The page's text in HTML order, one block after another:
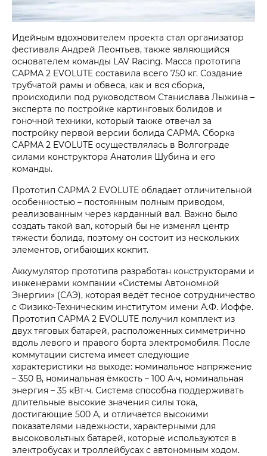
Идейным вдохновителем проекта стал организатор
фестиваля Андрей Леонтьев, также являющийся
основателем команды LAV Racing. Масса прототипа
САРМА 2 EVOLUTE составила всего 750 кг. Создание
трубчатой рамы и обвеса, как и вся сборка,
происходили под руководством Станислава Лыжина –
эксперта по постройке картинговых болидов и
гоночной техники, который также отвечал за
постройку первой версии болида САРМА. Сборка
САРМА 2 EVOLUTE осуществлялась в Волгограде
силами конструктора Анатолия Шубина и его
команды.
Прототип САРМА 2 EVOLUTE обладает отличительной
особенностью – постоянным полным приводом,
реализованным через карданный вал. Важно было
создать такой вал, который бы не изменял центр
тяжести болида, поэтому он состоит из нескольких
элементов, огибающих кокпит.
Аккумулятор прототипа разработан конструкторами и
инженерами компании «Системы Автономной
Энергии» (САЭ), которая ведёт тесное сотрудничество
с Физико-Техническим институтом имени А.Ф. Иоффе.
Прототип САРМА 2 EVOLUTE получил комплект из
двух тяговых батарей, расположенных симметрично
вдоль левого и правого борта электромобиля. После
коммутации система имеет следующие
характеристики на выходе: номинальное напряжение
– 350 В, номинальная ёмкость – 100 А·ч, номинальная
энергия – 35 кВт·ч. Система способна поддерживать
длительные высокие значения силы тока,
достигающие 500 А, и отличается высокими
показателями надежности, характерными для
высоковольтных батарей, которые используются в
электробусах и троллейбусах с автономным ходом.